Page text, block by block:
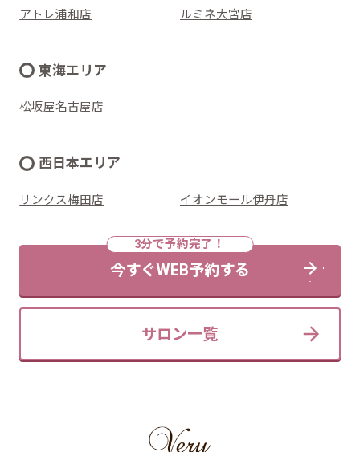
アトレ浦和店 ルミネ大宮店
東海エリア
松坂屋名古屋店
西日本エリア
リンクス梅田店 イオンモール伊丹店
サロン一覧
今すぐWEB予約する